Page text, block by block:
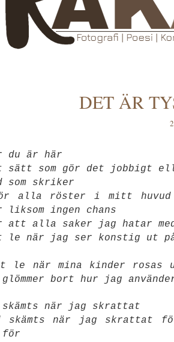
DET ÄR
du är här
sätt som gör det jobbigt
som skriker
alla röster i mitt
ingen chans
att alla saker jag hatar
le när jag ser konstig ut
le när mina kinder rosas
bort hur jag
när jag skrattat
när jag skrattat